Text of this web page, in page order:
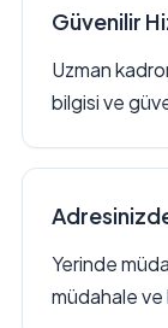
Güvenilir
Uzman
bilgisi ve
Yerinde
müdahale ve